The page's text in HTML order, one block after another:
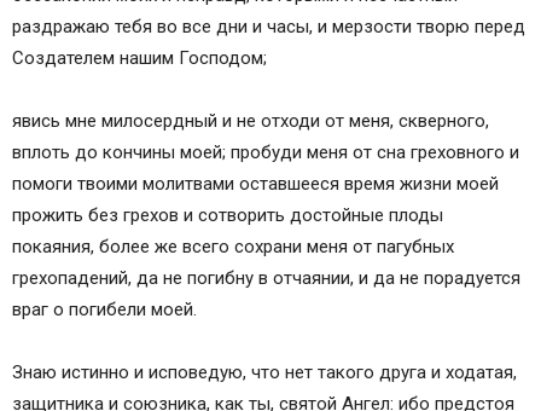
раздражаю тебя во все дни и часы, и мерзости творю перед
Создателем нашим Господом;
явись мне милосердный и не отходи от меня, скверного,
вплоть до кончины моей; пробуди меня от сна греховного и
помоги твоими молитвами оставшееся время жизни моей
прожить без грехов и сотворить достойные плоды
покаяния, более же всего сохрани меня от пагубных
грехопадений, да не погибну в отчаянии, и да не порадуется
враг о погибели моей.
Знаю истинно и исповедую, что нет такого друга и ходатая,
защитника и союзника, как ты, святой Ангел: ибо предстоя